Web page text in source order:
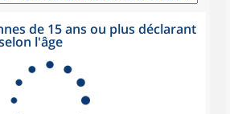
de 15 ans ou plus déclarant
l'âge